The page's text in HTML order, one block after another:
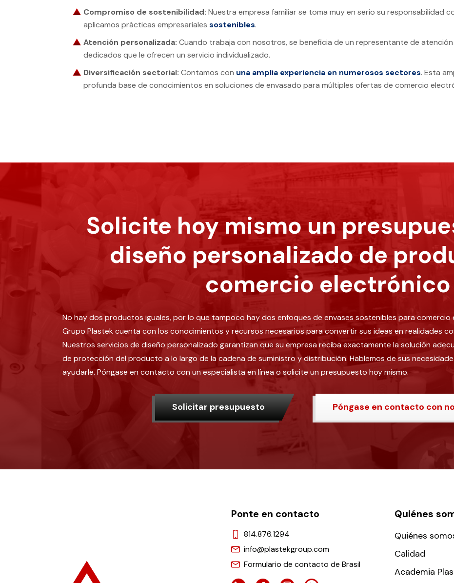
Compromiso de sostenibilidad: Nuestra empresa familiar se toma muy en serio su responsabilidad
aplicamos prácticas empresariales sostenibles.
Atención personalizada: Cuando trabaja con nosotros, se beneficia de un representante de
dedicados que le ofrecen un servicio individualizado.
Diversificación sectorial: Contamos con una amplia experiencia en numerosos sectores. Esta
profunda base de conocimientos en soluciones de envasado para múltiples ofertas de comercio
Solicite hoy mismo un
diseño personalizado de
comercio electrónico
No hay dos productos iguales, por lo que tampoco hay dos enfoques de envases sostenibles para
Grupo Plastek cuenta con los conocimientos y recursos necesarios para convertir sus ideas en realidades
Nuestros servicios de diseño personalizado garantizan que su empresa reciba exactamente la solución
de protección del producto a lo largo de la cadena de suministro y distribución. Hablemos de sus
ayudarle. Póngase en contacto con un especialista en línea o solicite un presupuesto hoy mismo.
Solicitar presupuesto Póngase en contacto con
Ponte en contacto
814.876.1294
info@plastekgroup.com
Formulario de contacto de Brasil
Quiénes
Quiénes
Calidad
Academia